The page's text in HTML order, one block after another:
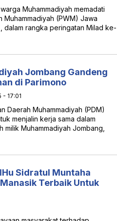
Muhammadiyah memadati
Muhammadiyah (PWM) Jawa
dalam rangka peringatan Milad ke-
Jombang Gandeng
di Parimono
- 17:01
Daerah Muhammadiyah (PDM)
menjalin kerja sama dalam
milik Muhammadiyah Jombang,
Sidratul Muntaha
Terbaik Untuk